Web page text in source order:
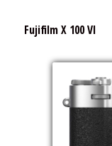
Fujifilm X 100 VI